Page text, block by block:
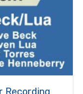
Recording